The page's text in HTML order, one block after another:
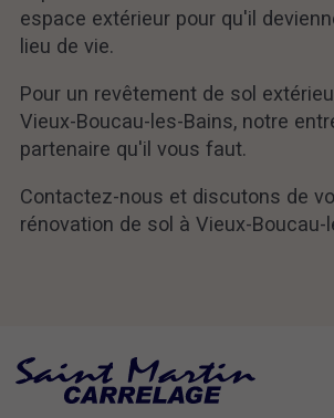
espace extérieur pour qu'il
lieu de vie.
Pour un revêtement de sol
Vieux-Boucau-les-Bains, notre
partenaire qu'il vous faut.
Contactez-nous et discutons de
rénovation de sol à Vieux-Boucau-